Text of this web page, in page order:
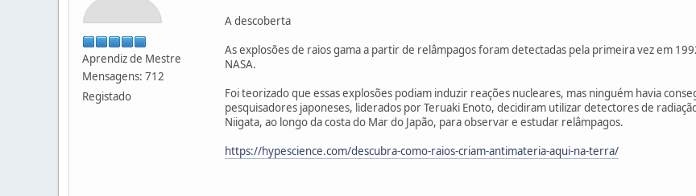
Aprendiz de Mestre
Mensagens: 712
Registado
A descoberta
As explosões de raios gama a partir de relâmpagos foram detectadas pela primeira vez em
NASA.
Foi teorizado que essas explosões podiam induzir reações nucleares, mas ninguém havia
pesquisadores japoneses, liderados por Teruaki Enoto, decidiram utilizar detectores de
Niigata, ao longo da costa do Mar do Japão, para observar e estudar relâmpagos.
https://hypescience.com/descubra-como-raios-criam-antimateria-aqui-na-terra/